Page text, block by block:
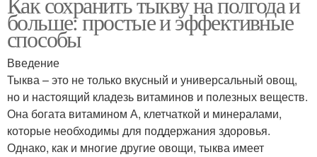
больше: простые и эффективные
способы
Введение
Тыква – это не только вкусный и универсальный овощ,
но и настоящий кладезь витаминов и полезных веществ.
Она богата витамином А, клетчаткой и минералами,
которые необходимы для поддержания здоровья.
Однако, как и многие другие овощи, тыква имеет